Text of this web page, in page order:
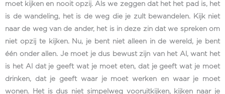
moet kijken en nooit opzij. Als we zeggen dat het het pad is, het
is de wandeling, het is de weg die je zult bewandelen. Kijk niet
naar de weg van de ander, het is in deze zin dat we spreken om
niet opzij te kijken. Nu, je bent niet alleen in de wereld, je bent
één onder allen. Je moet je dus bewust zijn van het Al, want het
is het Al dat je geeft wat je moet eten, dat je geeft wat je moet
drinken, dat je geeft waar je moet werken en waar je moet
wonen. Het is dus niet simpelweg vooruitkijken, kijken naar je